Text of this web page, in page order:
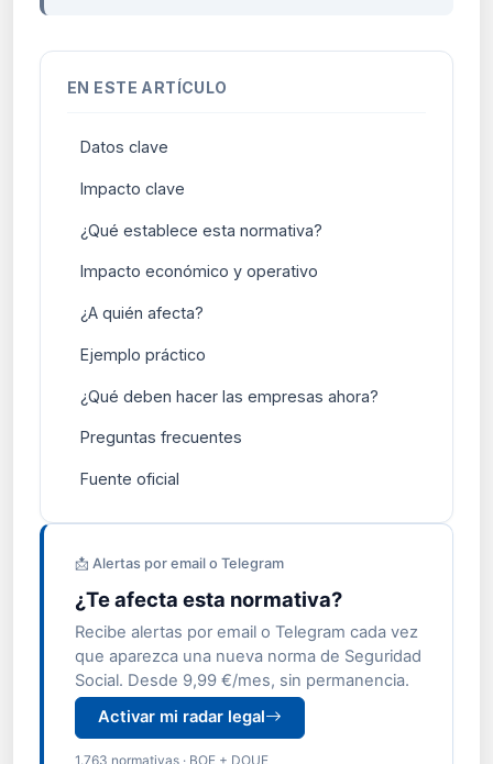
EN ESTE ARTÍCULO
Datos clave
Impacto clave
¿Qué establece esta normativa?
Impacto económico y operativo
¿A quién afecta?
Ejemplo práctico
¿Qué deben hacer las empresas ahora?
Preguntas frecuentes
Fuente oficial
📩 Alertas por email o Telegram
¿Te afecta esta normativa?
Recibe alertas por email o Telegram cada vez
que aparezca una nueva norma de Seguridad
Social. Desde 9,99 €/mes, sin permanencia.
Activar mi radar legal
1.763 normativas · BOE + DOUE